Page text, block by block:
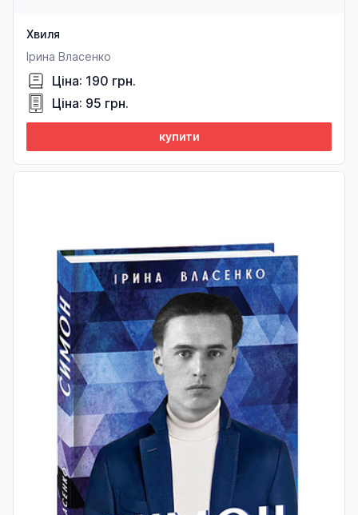
Хвиля
Ірина Власенко
Ціна: 190 грн.
Ціна: 95 грн.
купити